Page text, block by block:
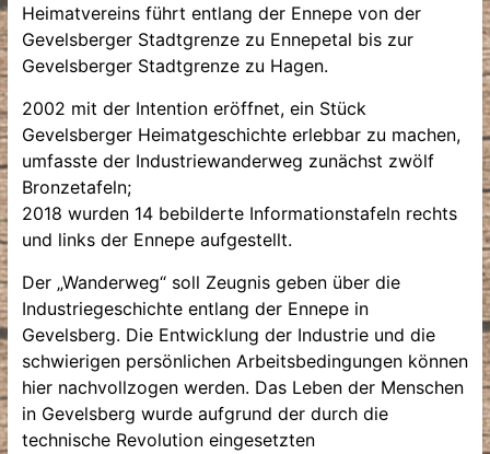
Heimatvereins führt entlang der Ennepe von der
Gevelsberger Stadtgrenze zu Ennepetal bis zur
Gevelsberger Stadtgrenze zu Hagen.
2002 mit der Intention eröffnet, ein Stück
Gevelsberger Heimatgeschichte erlebbar zu machen,
umfasste der Industriewanderweg zunächst zwölf
Bronzetafeln;
2018 wurden 14 bebilderte Informationstafeln rechts
und links der Ennepe aufgestellt.
Der „Wanderweg“ soll Zeugnis geben über die
Industriegeschichte entlang der Ennepe in
Gevelsberg. Die Entwicklung der Industrie und die
schwierigen persönlichen Arbeitsbedingungen können
hier nachvollzogen werden. Das Leben der Menschen
in Gevelsberg wurde aufgrund der durch die
technische Revolution eingesetzten